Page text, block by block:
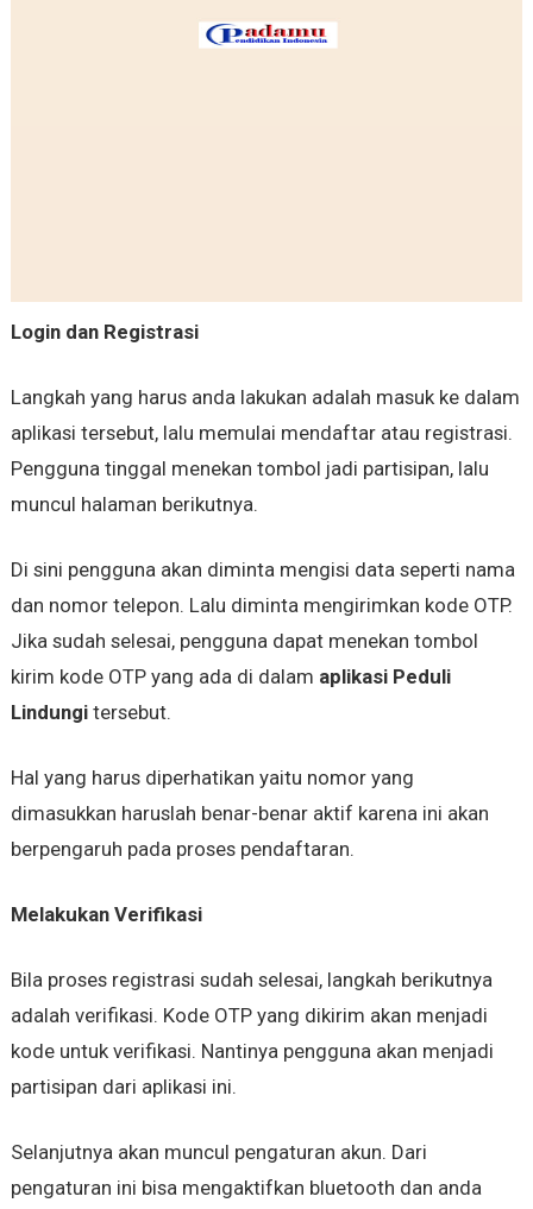
Login dan Registrasi
Langkah yang harus anda lakukan adalah masuk ke dalam
aplikasi tersebut, lalu memulai mendaftar atau registrasi.
Pengguna tinggal menekan tombol jadi partisipan, lalu
muncul halaman berikutnya.
Di sini pengguna akan diminta mengisi data seperti nama
dan nomor telepon. Lalu diminta mengirimkan kode OTP.
Jika sudah selesai, pengguna dapat menekan tombol
kirim kode OTP yang ada di dalam aplikasi Peduli
Lindungitersebut.
Hal yang harus diperhatikan yaitu nomor yang
dimasukkan haruslah benar-benar aktif karena ini akan
berpengaruh pada proses pendaftaran.
Melakukan Verifikasi
Bila proses registrasi sudah selesai, langkah berikutnya
adalah verifikasi. Kode OTP yang dikirim akan menjadi
kode untuk verifikasi. Nantinya pengguna akan menjadi
partisipan dari aplikasi ini.
Selanjutnya akan muncul pengaturan akun. Dari
pengaturan ini bisa mengaktifkan bluetooth dan anda